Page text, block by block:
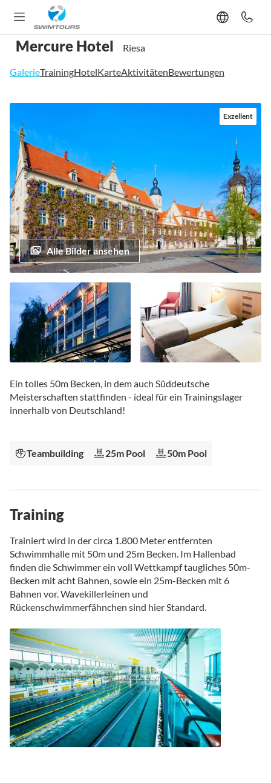
Mercure Hotel Riesa
GalerieTrainingHotelKarteAktivitätenBewertungen
Bildgalerie
springen
Exzellent
Alle Bilder ansehen
Anfang
der
Bildgalerie
Ein tolles 50m Becken, in dem auch Süddeutsche
Meisterschaften stattfinden - ideal für ein Trainingslager
innerhalb von Deutschland!
Teambuilding 25m Pool 50m Pool
Training
Trainiert wird in der circa 1.800 Meter entfernten
Schwimmhalle mit 50m und 25m Becken. Im Hallenbad
finden die Schwimmer ein voll Wettkampf taugliches 50m-
Becken mit acht Bahnen, sowie ein 25m-Becken mit 6
Bahnen vor. Wavekillerleinen und
Rückenschwimmerfähnchen sind hier Standard.